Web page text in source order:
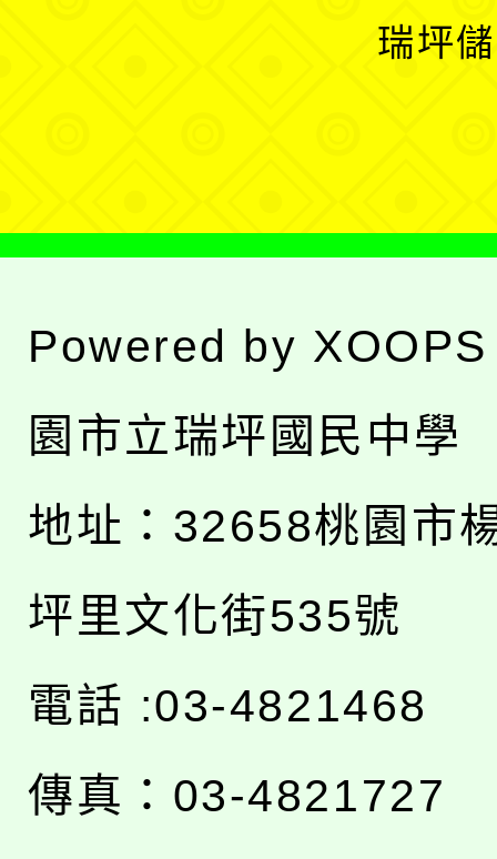
瑞坪
Powered by XOOPS
園市立瑞坪國民中學
地址： 32658桃園市
坪里文化街535號
電話 :03-4821468
傳真：03-4821727